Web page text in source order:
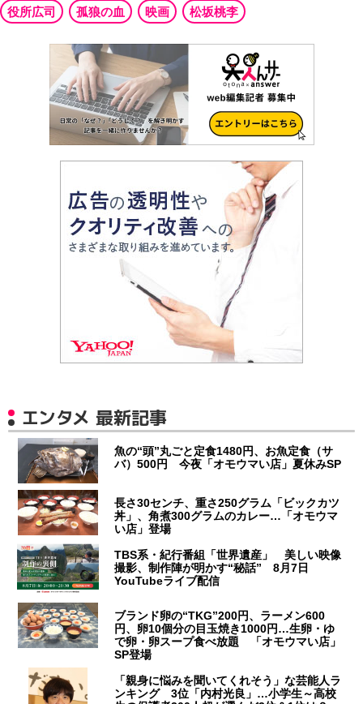
役所広司
孤狼の血 映画 松坂桃李
エンタメ 最新記事
魚の“頭”丸ごと定食1480円、お魚定食（サ
バ）500円 今夜「オモウマい店」夏休みSP
長さ30センチ、重さ250グラム「ビックカツ
丼」、角煮300グラムのカレー…「オモウマ
い店」登場
TBS系・紀行番組「世界遺産」 美しい映像
撮影、制作陣が明かす“秘話” 8月7日
YouTubeライブ配信
ブランド卵の“TKG”200円、ラーメン600
円、卵10個分の目玉焼き1000円…生卵・ゆ
で卵・卵スープ食べ放題 「オモウマい店」
SP登場
「親身に悩みを聞いてくれそう」な芸能人ラ
ンキング 3位「内村光良」…小学生～高校